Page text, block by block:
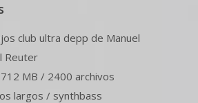
club ultra depp de Manuel
Reuter
MB / 2400 archivos
largos / synthbass